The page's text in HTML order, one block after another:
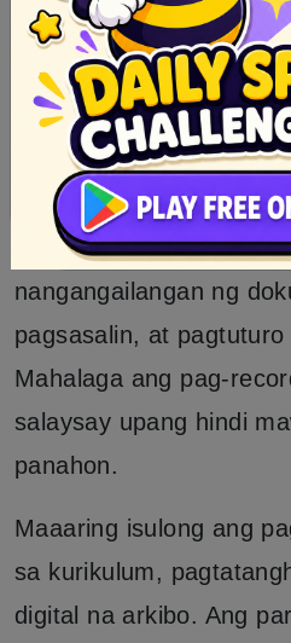
mga grupong etniko na
kanilang sariling wika
itanghal ang mga
Paano
Epiko?
Ang pangangalaga sa
nangangailangan ng
pagsasalin, at
Mahalaga ang pag-
salaysay upang hindi
panahon.
Maaaring isulong ang
sa kurikulum,
digital na arkibo. Ang